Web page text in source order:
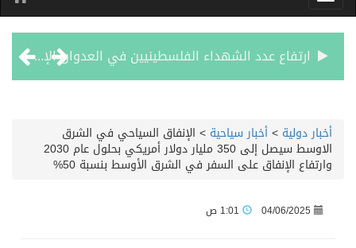
ولي عهد مملكة البحرين يستقبل سفير خادم الحرمين الشريفين
العنزى – يصف خصال الطريجى بسطور من نور
أخبار دولية >أخبار سياحية > الإنفاق السياحي في الشرق
الاوسط سيصل إلى 350 مليار دولار أمريكي بحلول عام 2030
وارتفاع الإنفاق على السفر في الشرق الأوسط بنسبة 50%
04/06/2025